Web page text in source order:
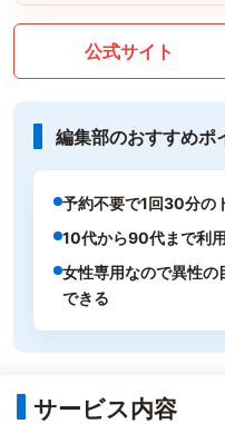
公式サイト
編集部のおすすめポ
予約不要で1回30分の
10代から90代まで利
女性専用なので異性の
できる
サービス内容